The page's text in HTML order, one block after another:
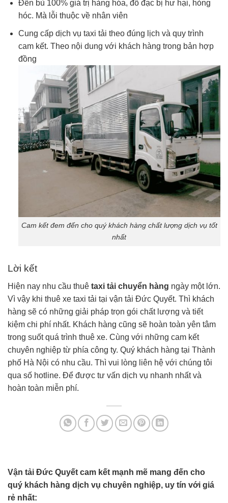
Đền bù 100% giá trị hàng hóa, đồ đạc bị hư hại, hỏng
hóc. Mà lỗi thuộc về nhân viên
Cung cấp dịch vụ taxi tải theo đúng lịch và quy trình
cam kết. Theo nội dung với khách hàng trong bản hợp
đồng
Cam kết đem đến cho quý khách hàng chất lượng dịch vụ tốt
nhất
Lời kết
Hiện nay nhu cầu thuê taxi tải chuyển hàng ngày một lớn.
Vì vậy khi thuê xe taxi tải tại vận tải Đức Quyết. Thì khách
hàng sẽ có những giải pháp trọn gói chất lượng và tiết
kiệm chi phí nhất. Khách hàng cũng sẽ hoàn toàn yên tâm
trong suốt quá trình thuê xe. Cùng với những cam kết
chuyên nghiệp từ phía công ty. Quý khách hàng tại Thành
phố Hà Nội có nhu cầu. Thì vui lòng liên hệ với chúng tôi
qua số hotline. Để được tư vấn dịch vụ nhanh nhất và
hoàn toàn miễn phí.
Vận tải Đức Quyết cam kết mạnh mẽ mang đến cho
quý khách hàng dịch vụ chuyên nghiệp, uy tín với giá
rẻ nhất: